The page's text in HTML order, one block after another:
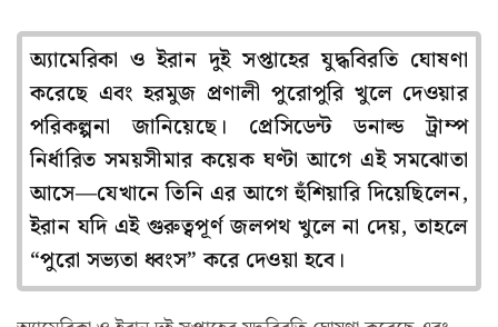
অ্যামেরিকা ও ইরান দুই সপ্তাহের যুদ্ধবিরতি ঘোষণা
করেছে এবং হরমুজ প্রণালী পুরোপুরি খুলে দেওয়ার
পরিকল্পনা জানিয়েছে। প্রেসিডেন্ট ডনাল্ড ট্রাম্প
নির্ধারিত সময়সীমার কয়েক ঘণ্টা আগে এই সমঝোতা
আসে—যেখানে তিনি এর আগে হুঁশিয়ারি দিয়েছিলেন,
ইরান যদি এই গুরুত্বপূর্ণ জলপথ খুলে না দেয়, তাহলে
“পুরো সভ্যতা ধ্বংস” করে দেওয়া হবে।